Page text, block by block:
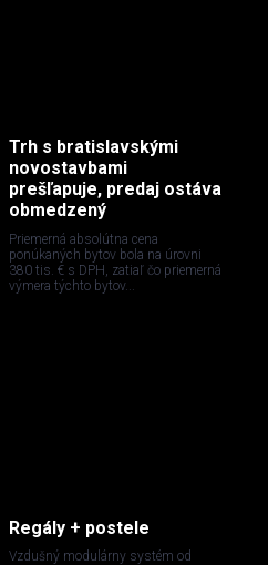
Trh s bratislavskými
novostavbami
prešľapuje, predaj ostáva
obmedzený
Priemerná absolútna cena
ponúkaných bytov bola na úrovni
380 tis. € s DPH, zatiaľ čo priemerná
výmera týchto bytov...
Regály + postele
Vzdušný modulárny systém od